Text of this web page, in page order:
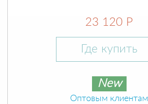
23 120 Р
Где купить
New
Оптовым клиентам